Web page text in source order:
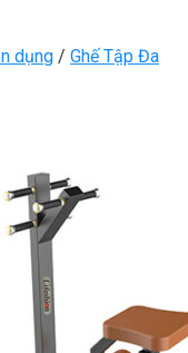
dụng / Ghế Tập Đa